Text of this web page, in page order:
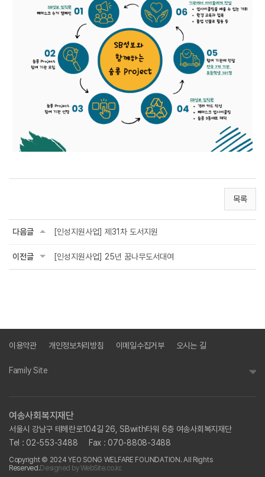
목록
다음글 [인성지원사업] 제31차 도서지원
이전글 [인성지원사업] 25년 꿈나무도서대여
이용약관 개인정보처리방침 이메일수집거부 오시는 길
Family Site
여송사회복지재단
서울시 강남구 테헤란로104길 26, SBwith타워 6층 여송사회복지재단
Tel : 02-553-3488
Fax : 070-8808-3488
Copyright © 2024 YEO SONG WELFARE FOUNDATION. All Rights
Reserved.Designed by WebSite.co.kr.